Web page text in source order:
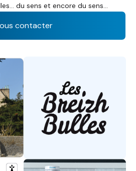
du sens et encore du sens…
contacter